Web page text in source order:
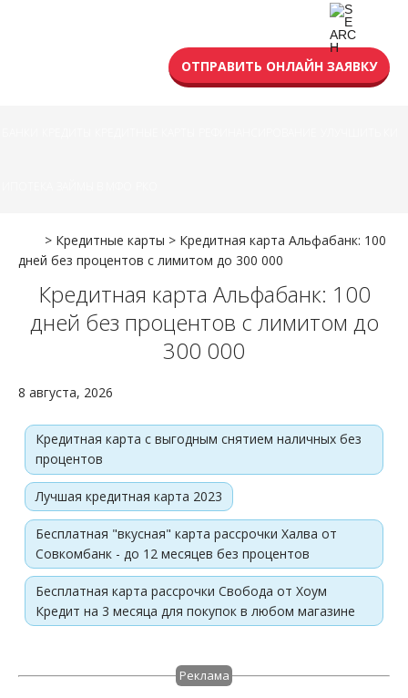
ОТПРАВИТЬ ОНЛАЙН ЗАЯВКУ
> Кредитные карты > Кредитная карта Альфабанк: 100
дней без процентов с лимитом до 300 000
Кредитная карта Альфабанк: 100
дней без процентов с лимитом до
300 000
8 августа, 2026
Кредитная карта с выгодным снятием наличных без
процентов
Лучшая кредитная карта 2023
Бесплатная "вкусная" карта рассрочки Халва от
Совкомбанк - до 12 месяцев без процентов
Бесплатная карта рассрочки Свобода от Хоум
Кредит на 3 месяца для покупок в любом магазине
Реклама